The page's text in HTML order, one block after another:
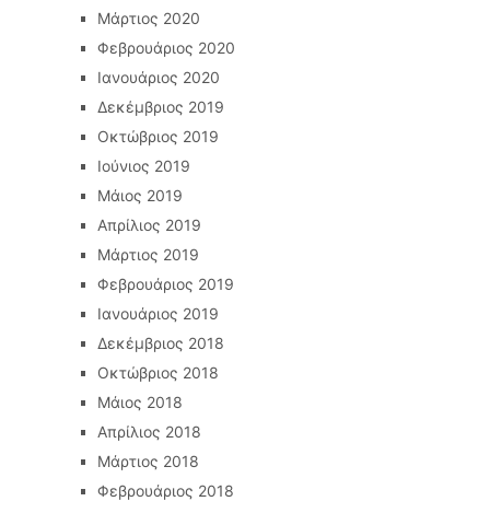
Μάρτιος 2020
Φεβρουάριος 2020
Ιανουάριος 2020
Δεκέμβριος 2019
Οκτώβριος 2019
Ιούνιος 2019
Μάιος 2019
Απρίλιος 2019
Μάρτιος 2019
Φεβρουάριος 2019
Ιανουάριος 2019
Δεκέμβριος 2018
Οκτώβριος 2018
Μάιος 2018
Απρίλιος 2018
Μάρτιος 2018
Φεβρουάριος 2018